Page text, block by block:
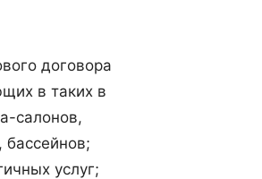
договора
в таких в
салонов,
услуг;